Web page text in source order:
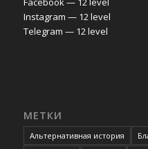
Instagram — 12 level
Telegram — 12 level
МЕТКИ
Альтернативная история